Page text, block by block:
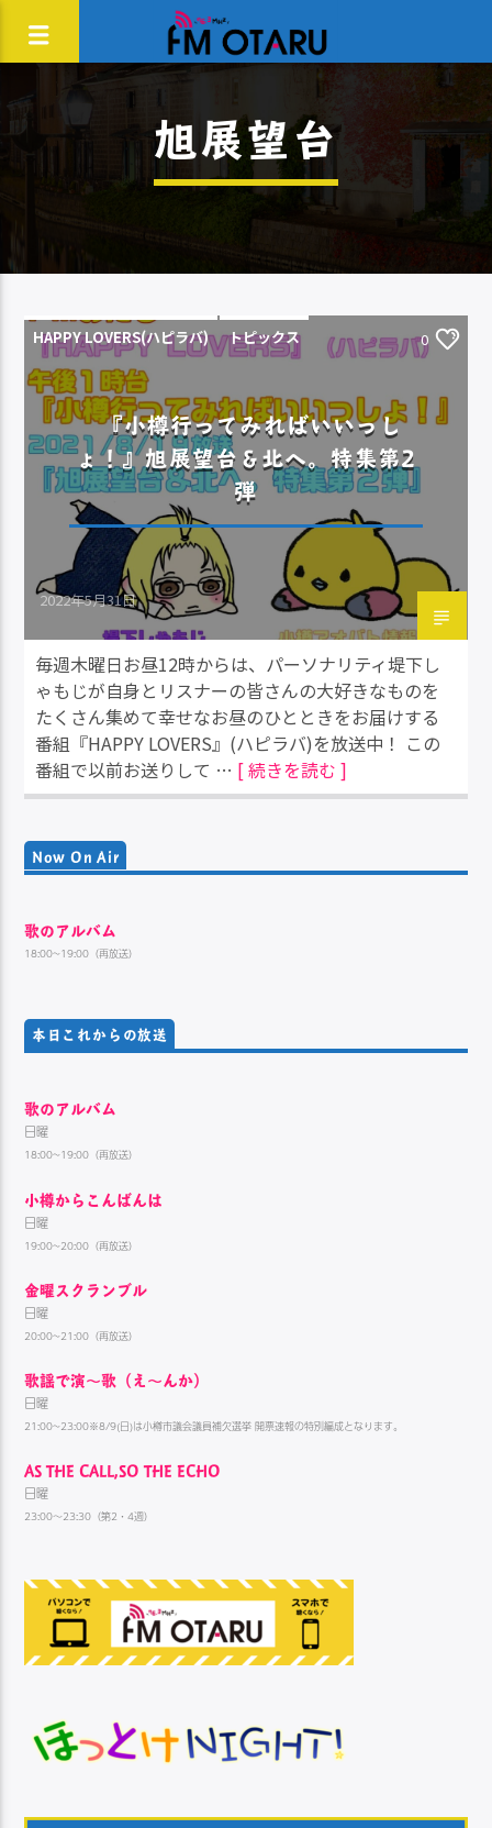
旭展望台
HAPPY LOVERS(ハピラバ) トピックス 0
『小樽行ってみればいいっし
ょ！』旭展望台＆北へ。特集第2
弾
2022年5月31日
毎週木曜日お昼12時からは、パーソナリティ堤下し
ゃもじが自身とリスナーの皆さんの大好きなものを
たくさん集めて幸せなお昼のひとときをお届けする
番組『HAPPY LOVERS』(ハピラバ)を放送中！ この
番組で以前お送りして … [ 続きを読む ]
Now On Air
歌のアルバム
18:00~19:00（再放送）
本日これからの放送
歌のアルバム
日曜
18:00~19:00（再放送）
小樽からこんばんは
日曜
19:00~20:00（再放送）
金曜スクランブル
日曜
20:00~21:00（再放送）
歌謡で演〜歌（え〜んか）
日曜
21:00~23:00※8/9(日)は小樽市議会議員補欠選挙 開票速報の特別編成となります。
AS THE CALL,SO THE ECHO
日曜
23:00～23:30（第2・4週）